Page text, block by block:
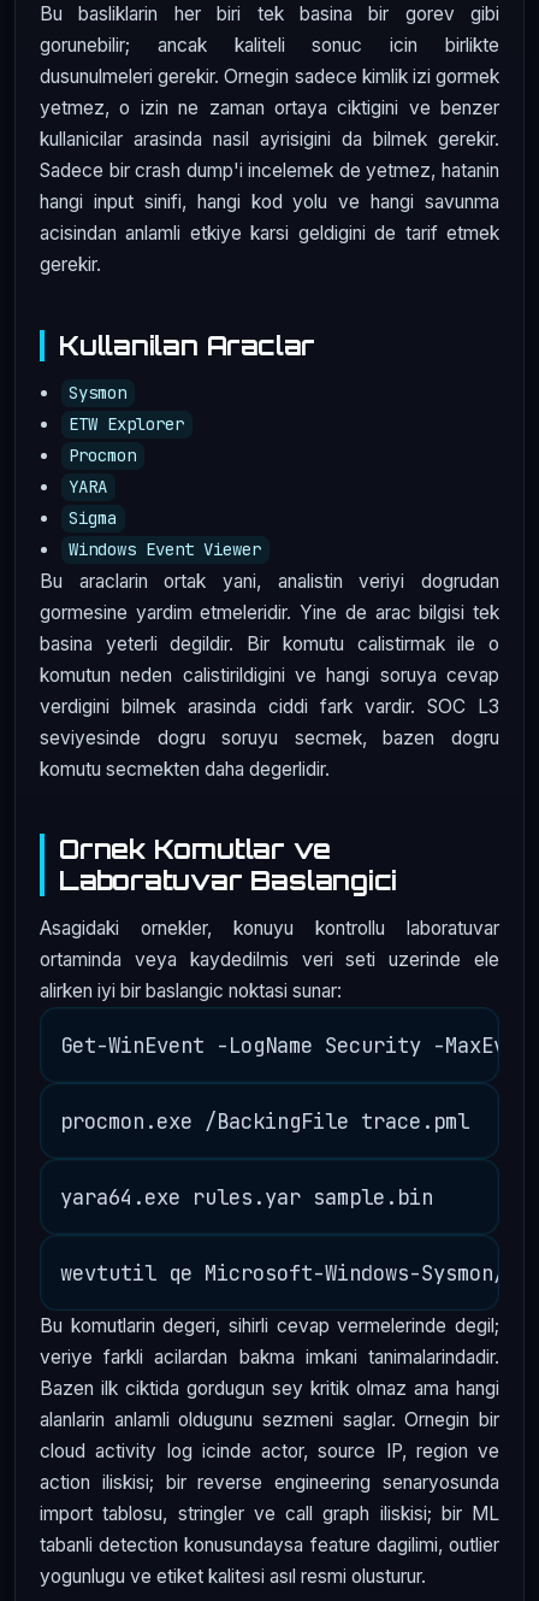
Bu basliklarin her biri tek basina bir gorev gibi
gorunebilir; ancak kaliteli sonuc icin birlikte
dusunulmeleri gerekir. Ornegin sadece kimlik izi gormek
yetmez, o izin ne zaman ortaya ciktigini ve benzer
kullanicilar arasinda nasil ayrisigini da bilmek gerekir.
Sadece bir crash dump'i incelemek de yetmez, hatanin
hangi input sinifi, hangi kod yolu ve hangi savunma
acisindan anlamli etkiye karsi geldigini de tarif etmek
gerekir.
Kullanilan Araclar
Sysmon
ETW Explorer
Procmon
YARA
Sigma
Windows Event Viewer
Bu araclarin ortak yani, analistin veriyi dogrudan
gormesine yardim etmeleridir. Yine de arac bilgisi tek
basina yeterli degildir. Bir komutu calistirmak ile o
komutun neden calistirildigini ve hangi soruya cevap
verdigini bilmek arasinda ciddi fark vardir. SOC L3
seviyesinde dogru soruyu secmek, bazen dogru
komutu secmekten daha degerlidir.
Ornek Komutlar ve
Laboratuvar Baslangici
Asagidaki ornekler, konuyu kontrollu laboratuvar
ortaminda veya kaydedilmis veri seti uzerinde ele
alirken iyi bir baslangic noktasi sunar:
Bu komutlarin degeri, sihirli cevap vermelerinde degil;
veriye farkli acilardan bakma imkani tanimalarindadir.
Bazen ilk ciktida gordugun sey kritik olmaz ama hangi
alanlarin anlamli oldugunu sezmeni saglar. Ornegin bir
cloud activity log icinde actor, source IP, region ve
action iliskisi; bir reverse engineering senaryosunda
import tablosu, stringler ve call graph iliskisi; bir ML
tabanli detection konusundaysa feature dagilimi, outlier
yogunlugu ve etiket kalitesi asıl resmi olusturur.